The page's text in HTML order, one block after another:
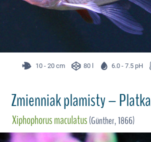
10 - 20 cm 80 l 6.0 - 7.5 pH
Zmienniak plamisty – Platka
Xiphophorus maculatus(Günther, 1866)